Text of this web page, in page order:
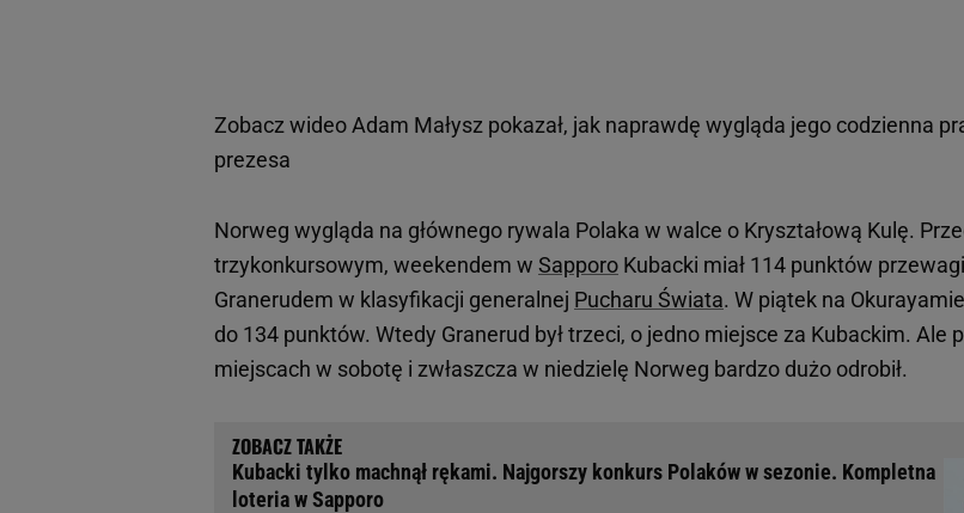
Zobacz wideo Adam Małysz pokazał, jak naprawdę wygląda jego codzienna
prezesa
Norweg wygląda na głównego rywala Polaka w walce o Kryształową Kulę.
trzykonkursowym, weekendem w Sapporo Kubacki miał 114 punktów
Granerudem w klasyfikacji generalnej Pucharu Świata. W piątek na
do 134 punktów. Wtedy Granerud był trzeci, o jedno miejsce za Kubackim. Ale
miejscach w sobotę i zwłaszcza w niedzielę Norweg bardzo dużo odrobił.
Kubacki tylko machnął rękami. Najgorszy konkurs Polaków w sezonie. Kompletna
loteria w Sapporo